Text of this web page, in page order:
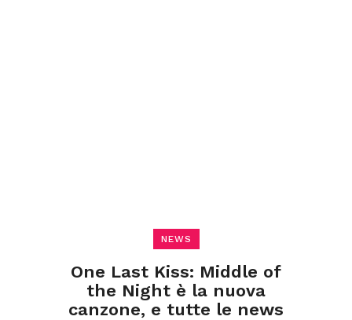
NEWS
One Last Kiss: Middle of
the Night è la nuova
canzone, e tutte le news